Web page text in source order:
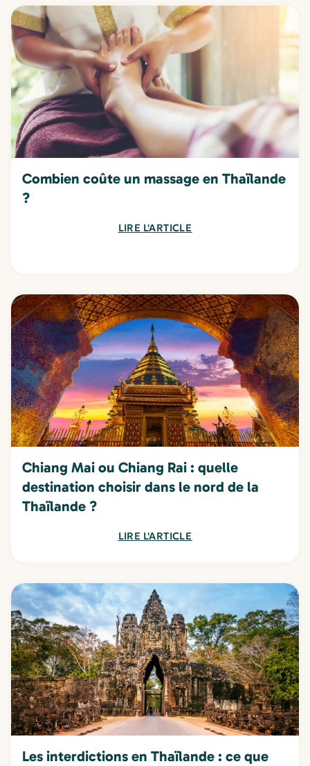
Combien coûte un massage en Thaïlande
?
LIRE L'ARTICLE
Chiang Mai ou Chiang Rai : quelle
destination choisir dans le nord de la
Thaïlande ?
LIRE L'ARTICLE
Les interdictions en Thaïlande : ce que